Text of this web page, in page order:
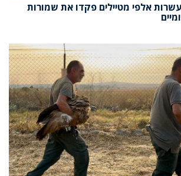
אלפי מטיילים פקדו את שמורות